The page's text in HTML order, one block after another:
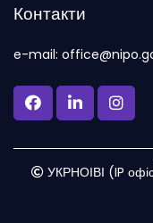
Контакти
e-mail:
УКРНОІВІ (IP